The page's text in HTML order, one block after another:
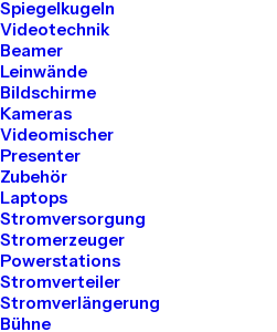
Spiegelkugeln
Videotechnik
Beamer
Leinwände
Bildschirme
Kameras
Videomischer
Presenter
Zubehör
Laptops
Stromversorgung
Stromerzeuger
Powerstations
Stromverteiler
Stromverlängerung
Bühne
Unser Standort
Akari Events
Bessemerstraße 80
12013 Berlin